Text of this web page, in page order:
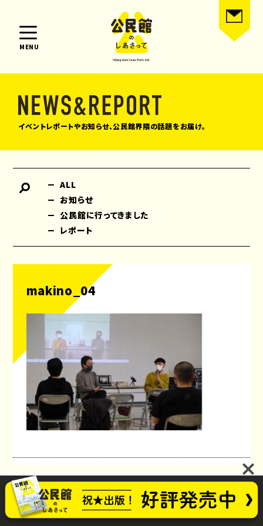
MENU
イベントレポートやお知らせ、公民館界隈の話題をお届け。
ALL
お知らせ
公民館に行ってきました
レポート
makino_04
公民館のしあさってプロジェクト お問い合わせ
future_kominkan